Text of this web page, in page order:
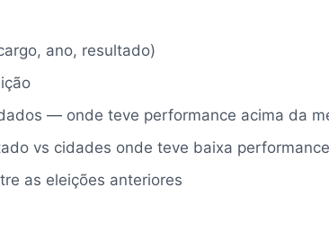
ano, resultado)
— onde teve performance acima da
vs cidades onde teve baixa performance
as eleições anteriores